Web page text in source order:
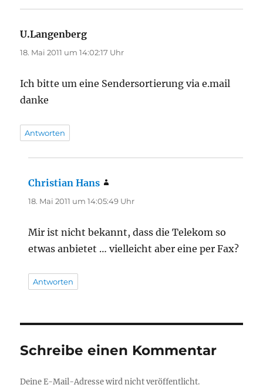
U.Langenberg
18. Mai 2011 um 14:02:17 Uhr
Ich bitte um eine Sendersortierung via e.mail
danke
Antworten
Christian Hans
18. Mai 2011 um 14:05:49 Uhr
Mir ist nicht bekannt, dass die Telekom so
etwas anbietet … vielleicht aber eine per Fax?
Antworten
Schreibe einen Kommentar
Deine E-Mail-Adresse wird nicht veröffentlicht.